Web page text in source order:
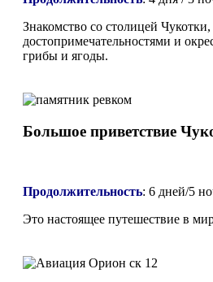
Знакомство со столицей Чукотки,
достопримечательностями и
грибы и ягоды.
Большое приветствие
Продолжительность: 6 дней/5
Это настоящее путешествие в